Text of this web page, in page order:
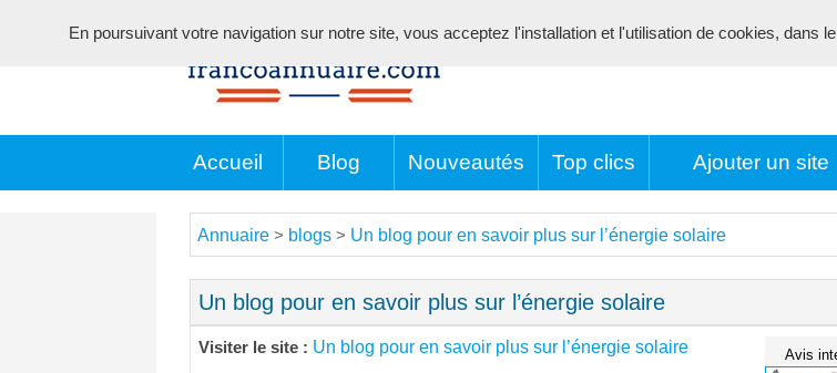
Accueil Blog Nouveautés Top clics Ajouter un site
Annuaire > blogs > Un blog pour en savoir plus sur l’énergie solaire
Un blog pour en savoir plus sur l’énergie solaire
Visiter le site : Un blog pour en savoir plus sur l’énergie solaire Avis
En poursuivant votre navigation sur notre site, vous acceptez l'installation et l'utilisation de cookies, dans